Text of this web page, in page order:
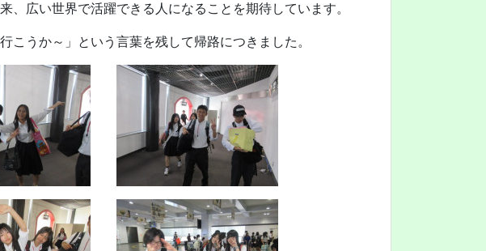
、広い世界で活躍できる人になることを期待しています。
こうか～」という言葉を残して帰路につきました。